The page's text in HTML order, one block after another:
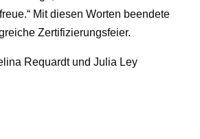
Mit diesen Worten beendete
Zertifizierungsfeier.
Requardt und Julia Ley